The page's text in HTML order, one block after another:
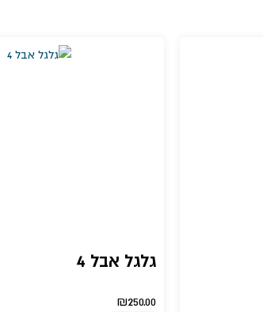
גלגל אבל 4
₪250.00